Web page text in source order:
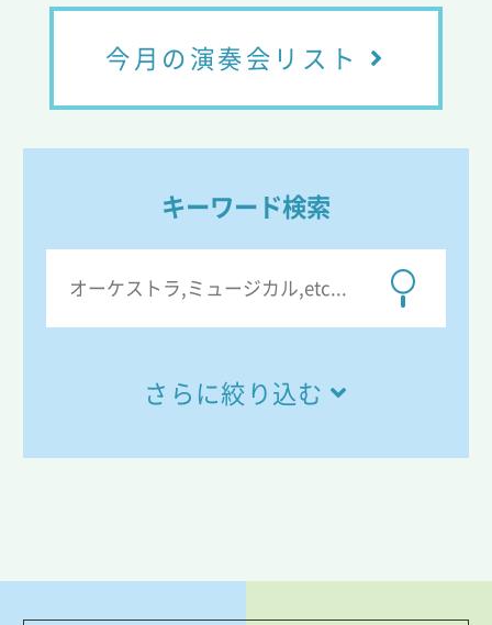
今月の演奏会リスト
キーワード検索
さらに絞り込む